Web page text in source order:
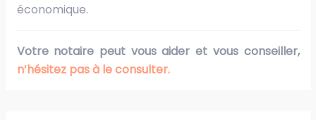
économique.
Votre notaire peut vous aider et vous conseiller,
n’hésitez pas à le consulter.